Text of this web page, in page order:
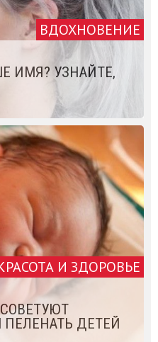
ВДОХНОВЕНИЕ
ИМЯ? УЗНАЙТЕ,
И ЗДОРОВЬЕ
ДЕТЕЙ